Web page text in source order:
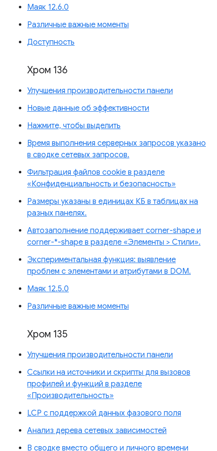
Маяк 12.6.0
Различные важные моменты
Доступность
Хром 136
Улучшения производительности панели
Новые данные об эффективности
Нажмите, чтобы выделить
Время выполнения серверных запросов указано
в сводке сетевых запросов.
Фильтрация файлов cookie в разделе
«Конфиденциальность и безопасность»
Размеры указаны в единицах КБ в таблицах на
разных панелях.
Автозаполнение поддерживает corner-shape и
corner-*-shape в разделе «Элементы > Стили».
Экспериментальная функция: выявление
проблем с элементами и атрибутами в DOM.
Маяк 12.5.0
Различные важные моменты
Хром 135
Улучшения производительности панели
Ссылки на источники и скрипты для вызовов
профилей и функций в разделе
«Производительность»
LCP с поддержкой данных фазового поля
Анализ дерева сетевых зависимостей
В сводке вместо общего и личного времени